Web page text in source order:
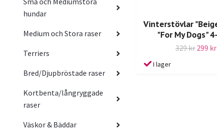
hundar
Medium och Stora raser
Terriers
Bred/Djupbröstade raser
Kortbenta/långryggade
raser
Väskor & Bäddar
Vinterstövlar
"For My Dogs"
329 kr 299 kr
I lager